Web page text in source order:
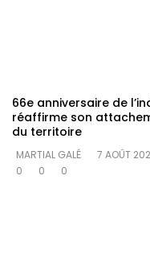
66e anniversaire de
réaffirme son
du territoire
MARTIAL GALÉ
7 AOÛT
0
0 0